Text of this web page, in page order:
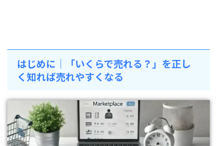
はじめに｜「いくらで売れる？」を正し
く知れば売れやすくなる